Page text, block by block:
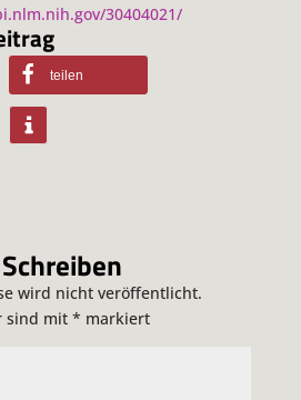
30404021/
teilen
wird nicht veröffentlicht.
sind mit * markiert